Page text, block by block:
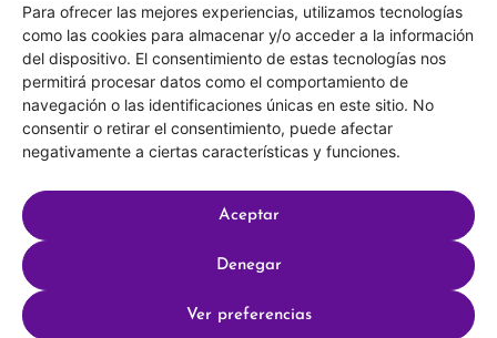
Para ofrecer las mejores experiencias, utilizamos tecnologías
como las cookies para almacenar y/o acceder a la información
del dispositivo. El consentimiento de estas tecnologías nos
permitirá procesar datos como el comportamiento de
navegación o las identificaciones únicas en este sitio. No
consentir o retirar el consentimiento, puede afectar
negativamente a ciertas características y funciones.
Aceptar
Denegar
Ver preferencias
C/ Duque de Fernán Núñez,
2 – 1ºA 28012 – Madrid
(+34) 623 183 283
info@otrotiempo.org
Hecho con por SocialCo © 2025 Otro Tiempo
Política de privacidad